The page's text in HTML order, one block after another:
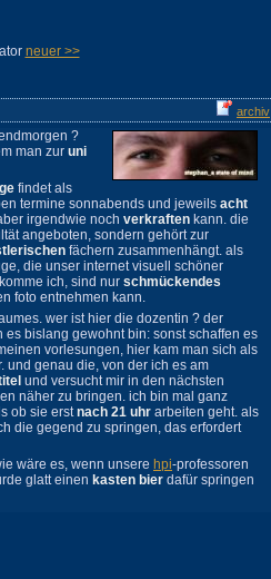
neuer >>
archiv
?
man zur uni
findet als
termine sonnabends und jeweils acht
irgendwie noch verkraften kann. die
angeboten, sondern gehört zur
fächern zusammenhängt. als
die unser internet visuell schöner
ich, sind nur schmückendes
foto entnehmen kann.
wer ist hier die dozentin ? der
es bislang gewohnt bin: sonst schaffen es
vorlesungen, hier kam man sich als
und genau die, von der ich es am
und versucht mir in den nächsten
näher zu bringen. ich bin mal ganz
ob sie erstnach 21 uhr arbeiten geht. als
die gegend zu springen, das erfordert
wäre es, wenn unsere hpi-professoren
glatt einen kasten bier dafür springen